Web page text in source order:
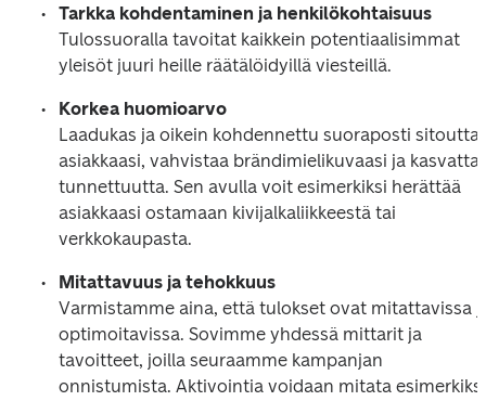
Tarkka kohdentaminen ja henkilökohtaisuus
Tulossuoralla tavoitat kaikkein potentiaalisimmat
yleisöt juuri heille räätälöidyillä viesteillä.
Korkea huomioarvo
Laadukas ja oikein kohdennettu suoraposti
asiakkaasi, vahvistaa brändimielikuvaasi ja
tunnettuutta. Sen avulla voit esimerkiksi herättää
asiakkaasi ostamaan kivijalkaliikkeestä tai
verkkokaupasta.
Mitattavuus ja tehokkuus
Varmistamme aina, että tulokset ovat mitattavissa
optimoitavissa. Sovimme yhdessä mittarit ja
tavoitteet, joilla seuraamme kampanjan
onnistumista. Aktivointia voidaan mitata esimerkiksi